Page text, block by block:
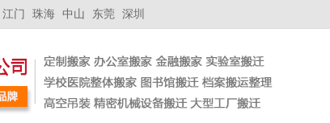
江门 珠海 中山 东莞 深圳